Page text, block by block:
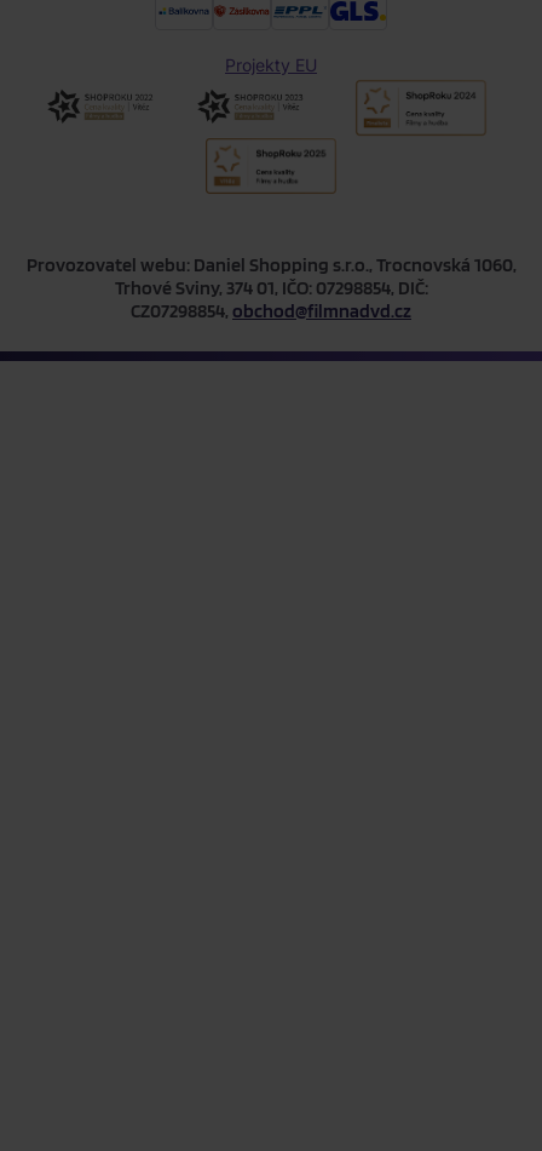
Projekty EU
Provozovatel webu: Daniel Shopping s.r.o., Trocnovská 1060,
Trhové Sviny, 374 01, IČO: 07298854, DIČ:
CZ07298854, obchod@filmnadvd.cz